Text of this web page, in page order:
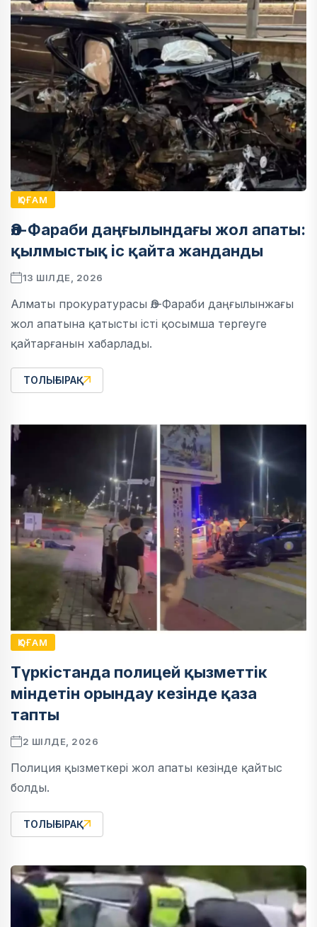
ҚОҒАМ
Әл-Фараби даңғылындағы жол апаты:
қылмыстық іс қайта жанданды
13 ШІЛДЕ, 2026
Алматы прокуратурасы Әл-Фараби даңғылынжағы
жол апатына қатысты істі қосымша тергеуге
қайтарғанын хабарлады.
ТОЛЫҒЫРАҚ
ҚОҒАМ
Түркістанда полицей қызметтік
міндетін орындау кезінде қаза
тапты
2 ШІЛДЕ, 2026
Полиция қызметкері жол апаты кезінде қайтыс
болды.
ТОЛЫҒЫРАҚ